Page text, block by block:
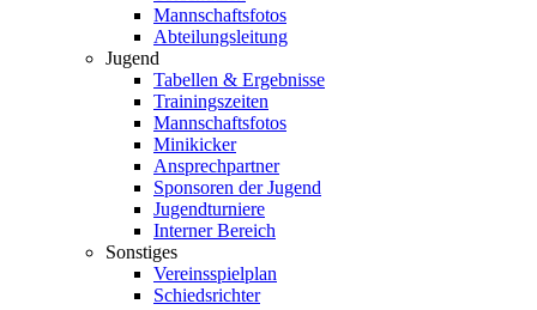
Mannschaftsfotos
Abteilungsleitung
Jugend
Tabellen & Ergebnisse
Trainingszeiten
Mannschaftsfotos
Minikicker
Ansprechpartner
Sponsoren der Jugend
Jugendturniere
Interner Bereich
Sonstiges
Vereinsspielplan
Schiedsrichter